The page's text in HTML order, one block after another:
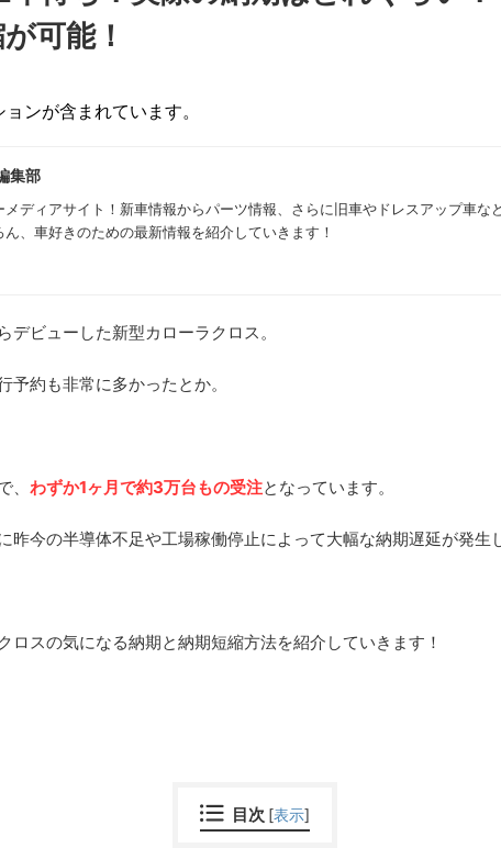
可能！
ンが含まれています。
集部
ディアサイト！新車情報からパーツ情報、さらに旧車やドレスアップ車な
、車好きのための最新情報を紹介していきます！
ビューした新型カローラクロス。
約も非常に多かったとか。
、 わずか1ヶ月で約3万台もの受注となっています。
昨今の半導体不足や工場稼働停止によって大幅な納期遅延が発生
ロスの気になる納期と納期短縮方法を紹介していきます！
目次 [表示]